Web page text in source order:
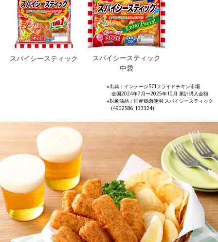
スパイシースティック
スパイシースティック
中袋
※出典：インテージSCIフライドチキン市場
全国2024年7月〜2025年10月 累計購入金額
※対象商品：国産鶏肉使用 スパイシースティック
(4902586 133324)